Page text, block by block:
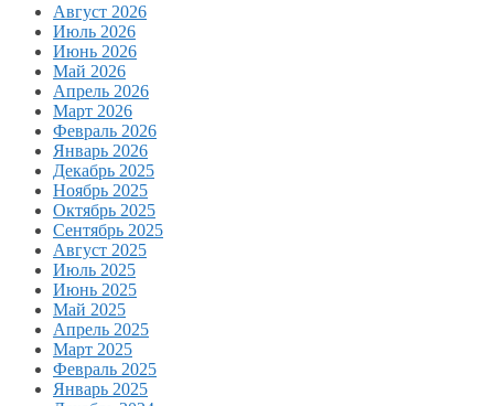
Август 2026
Июль 2026
Июнь 2026
Май 2026
Апрель 2026
Март 2026
Февраль 2026
Январь 2026
Декабрь 2025
Ноябрь 2025
Октябрь 2025
Сентябрь 2025
Август 2025
Июль 2025
Июнь 2025
Май 2025
Апрель 2025
Март 2025
Февраль 2025
Январь 2025